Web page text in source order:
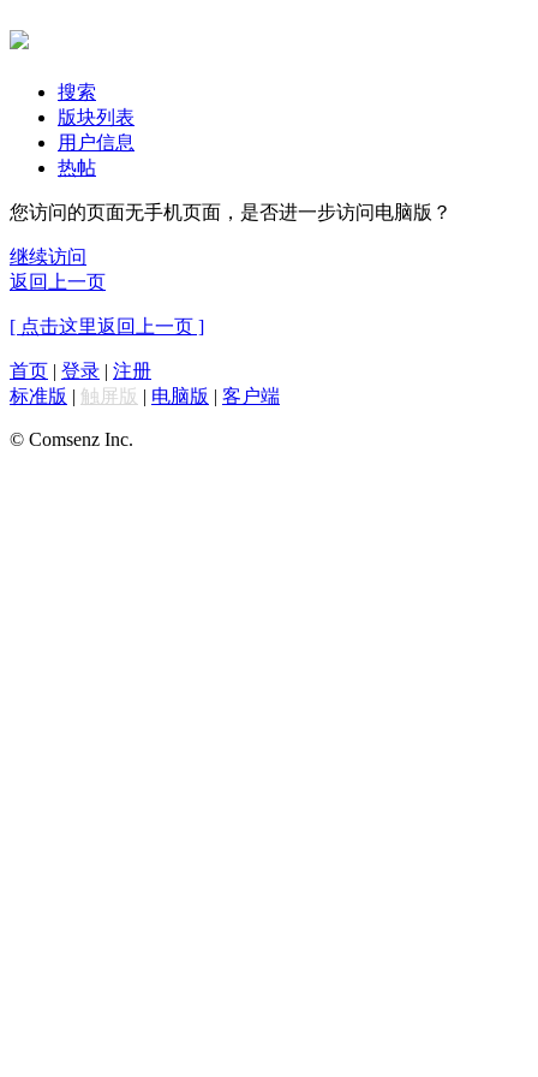
搜索
版块列表
用户信息
热帖
您访问的页面无手机页面，是否进一步访问电脑版？
继续访问
返回上一页
[ 点击这里返回上一页 ]
首页 | 登录 | 注册
标准版 | 触屏版 | 电脑版 | 客户端
© Comsenz Inc.